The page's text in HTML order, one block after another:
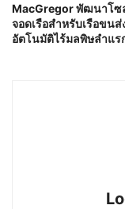
MacGregor พัฒนาโซ
จอดเรือสำหรับเรือขน
อัตโนมัติไร้มลพิษลำแร